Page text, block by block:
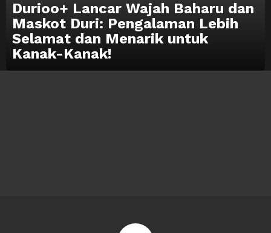
Durioo+ Lancar Wajah Baharu dan
Maskot Duri: Pengalaman Lebih
Selamat dan Menarik untuk
Kanak-Kanak!